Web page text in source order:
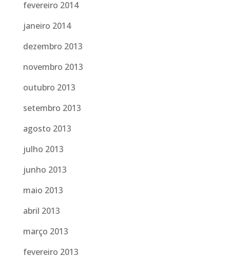
fevereiro 2014
janeiro 2014
dezembro 2013
novembro 2013
outubro 2013
setembro 2013
agosto 2013
julho 2013
junho 2013
maio 2013
abril 2013
março 2013
fevereiro 2013